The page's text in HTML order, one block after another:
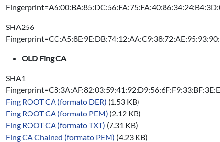
SHA256
OLD Fing CA
SHA1
Fing ROOT CA (formato DER) (1.53 KB)
Fing ROOT CA (formato PEM) (2.12 KB)
Fing ROOT CA (formato TXT) (7.31 KB)
Fing CA Chained (formato PEM) (4.23 KB)